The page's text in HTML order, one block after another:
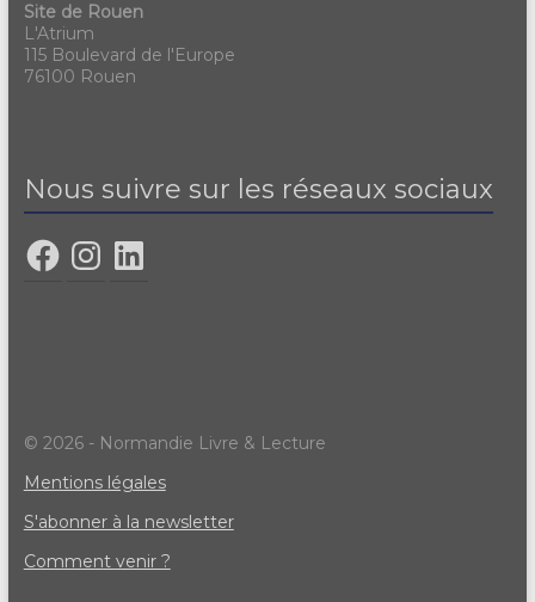
Site de Rouen
L'Atrium
115 Boulevard de l'Europe
76100 Rouen
Nous suivre sur les réseaux sociaux
© 2026 - Normandie Livre & Lecture
Mentions légales
S'abonner à la newsletter
Comment venir ?